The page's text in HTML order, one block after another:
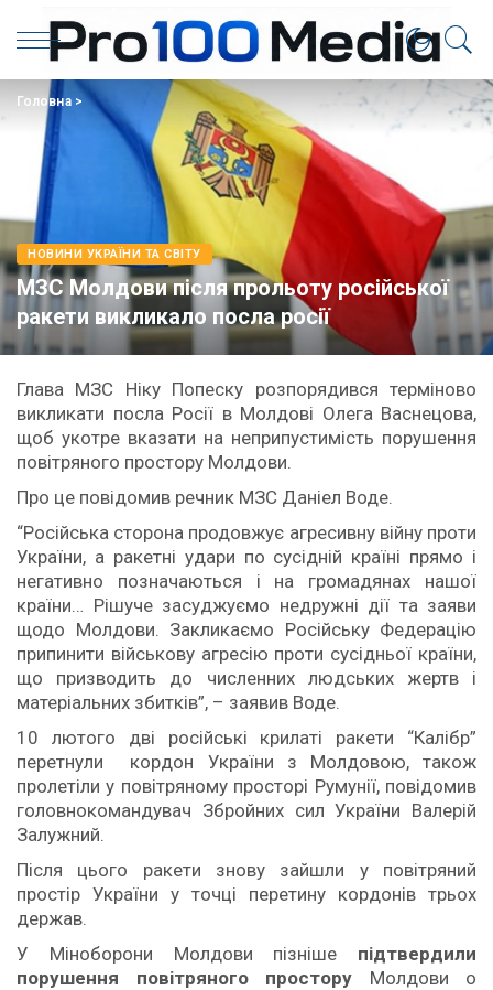
Головна>
НОВИНИ УКРАЇНИ ТА СВІТУ
МЗС Молдови після прольоту російської
ракети викликало посла росії
Глава МЗС Ніку Попеску розпорядився терміново
викликати посла Росії в Молдові Олега Васнецова,
щоб укотре вказати на неприпустимість порушення
повітряного простору Молдови.
Про це повідомив речник МЗС Даніел Воде.
“Російська сторона продовжує агресивну війну проти
України, а ракетні удари по сусідній країні прямо і
негативно позначаються і на громадянах нашої
країни… Рішуче засуджуємо недружні дії та заяви
щодо Молдови. Закликаємо Російську Федерацію
припинити військову агресію проти сусідньої країни,
що призводить до численних людських жертв і
матеріальних збитків”, – заявив Воде.
10 лютого дві російські крилаті ракети “Калібр”
перетнули кордон України з Молдовою, також
пролетіли у повітряному просторі Румунії, повідомив
головнокомандувач Збройних сил України Валерій
Залужний.
Після цього ракети знову зайшли у повітряний
простір України у точці перетину кордонів трьох
держав.
У Міноборони Молдови пізніше підтвердили
порушення повітряного простору Молдови о